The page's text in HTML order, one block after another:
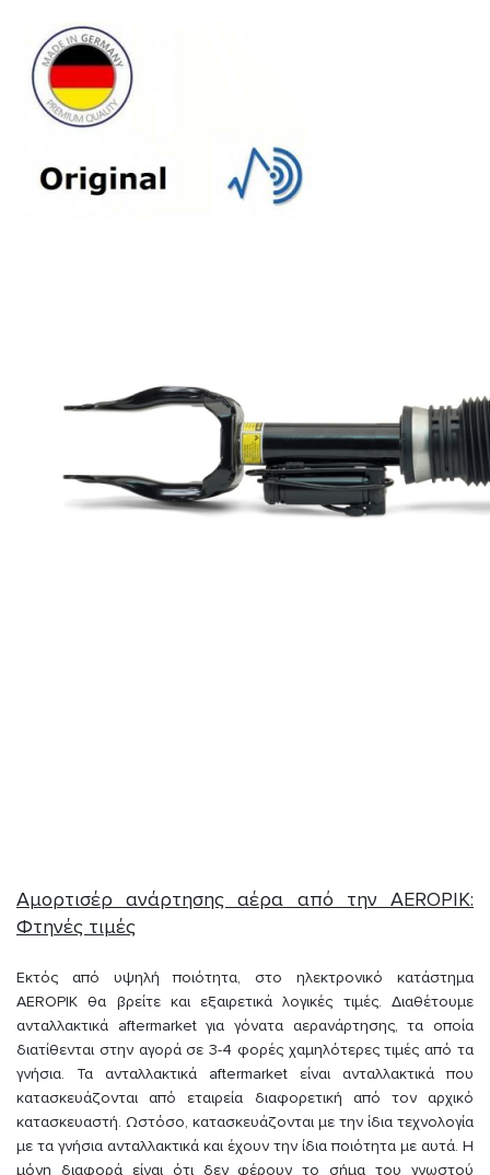
Αμορτισέρ ανάρτησης αέρα από την AEROPIK:
Φτηνές τιμές
Εκτός από υψηλή ποιότητα, στο ηλεκτρονικό κατάστημα
AEROPIK θα βρείτε και εξαιρετικά λογικές τιμές. Διαθέτουμε
ανταλλακτικά aftermarket για γόνατα αερανάρτησης, τα οποία
διατίθενται στην αγορά σε 3-4 φορές χαμηλότερες τιμές από τα
γνήσια. Τα ανταλλακτικά aftermarket είναι ανταλλακτικά που
κατασκευάζονται από εταιρεία διαφορετική από τον αρχικό
κατασκευαστή. Ωστόσο, κατασκευάζονται με την ίδια τεχνολογία
με τα γνήσια ανταλλακτικά και έχουν την ίδια ποιότητα με αυτά. Η
μόνη διαφορά είναι ότι δεν φέρουν το σήμα του γνωστού